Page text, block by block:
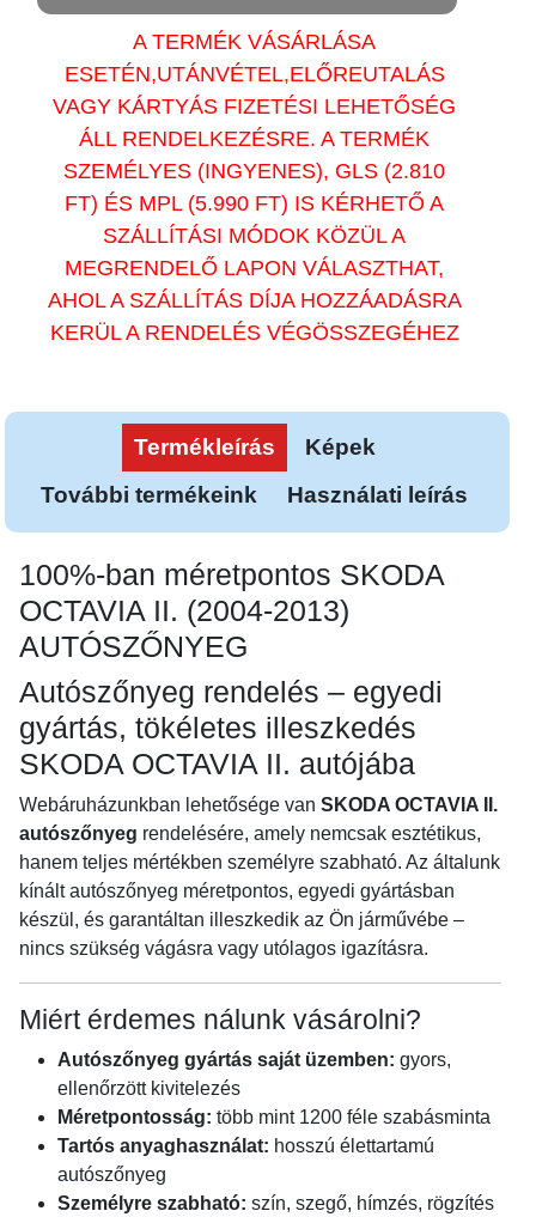
A TERMÉK VÁSÁRLÁSA
ESETÉN,UTÁNVÉTEL,ELŐREUTALÁS
VAGY KÁRTYÁS FIZETÉSI LEHETŐSÉG
ÁLL RENDELKEZÉSRE. A TERMÉK
SZEMÉLYES (INGYENES), GLS (2.810
FT) ÉS MPL (5.990 FT) IS KÉRHETŐ A
SZÁLLÍTÁSI MÓDOK KÖZÜL A
MEGRENDELŐ LAPON VÁLASZTHAT,
AHOL A SZÁLLÍTÁS DÍJA HOZZÁADÁSRA
KERÜL A RENDELÉS VÉGÖSSZEGÉHEZ
Termékleírás
Képek
További termékeink
Használati leírás
100%-ban méretpontos SKODA
OCTAVIA II. (2004-2013)
AUTÓSZŐNYEG
Autószőnyeg rendelés – egyedi
gyártás, tökéletes illeszkedés
SKODA OCTAVIA II. autójába
Webáruházunkban lehetősége van SKODA OCTAVIA II.
autószőnyeg rendelésére, amely nemcsak esztétikus,
hanem teljes mértékben személyre szabható. Az általunk
kínált autószőnyeg méretpontos, egyedi gyártásban
készül, és garantáltan illeszkedik az Ön járművébe –
nincs szükség vágásra vagy utólagos igazításra.
Miért érdemes nálunk vásárolni?
Autószőnyeg gyártás saját üzemben: gyors,
ellenőrzött kivitelezés
Méretpontosság: több mint 1200 féle szabásminta
Tartós anyaghasználat: hosszú élettartamú
autószőnyeg
Személyre szabható: szín, szegő, hímzés, rögzítés